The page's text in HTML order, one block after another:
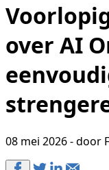
over AI
08 mei 2026 - door